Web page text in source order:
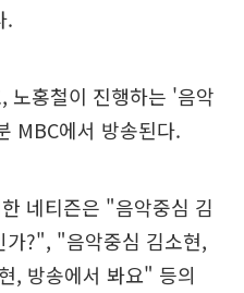
.
노홍철이 진행하는 '음악
MBC에서 방송된다.
네티즌은 "음악중심 김
가?", "음악중심 김소현,
, 방송에서 봐요" 등의